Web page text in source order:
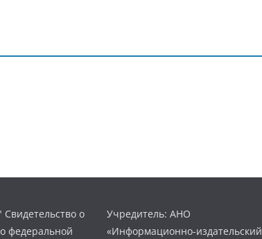
о
федеральной
Учредитель: АНО
«Информационно-издательский